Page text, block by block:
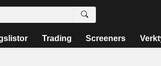
Trading Screeners